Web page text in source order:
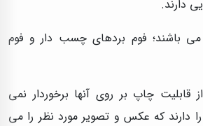
دارند.
می باشند؛ فوم بردهای چسب دار و فوم
قابلیت چاپ بر روی آنها برخوردار نمی
را دارند که عکس و تصویر مورد نظر را می